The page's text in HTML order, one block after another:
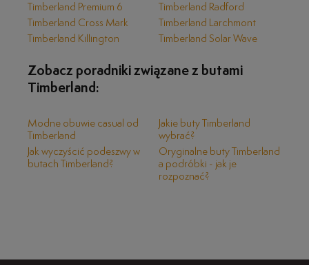
lubisz się nosić bardziej sportowo, czy też preferujesz
swobodną miejską elegancję, obuwie sprosta Twoim
oczekiwaniom.
odpadów, przynosząc ulgę środowisku. W butach
Timberland Belanger zastosowaliśmy nie tylko ekologicznie
przetwarzaną skórę, ale również naturalny kauczuk.
uszkodzenia, a przy tym trwałe. Nie musisz więc rezygnować
ze swojego komfortu, by zatroszczyć się o środowisko.
Sięgając po Timebrland Belanger wybierzesz
jakość, na którą warto stawiać!
Timberland Premium 6
Timberland Cross Mark
Timberland Killington
Timberland Radford
Timberland Larchmont
Timberland Solar Wave
Zobacz poradniki związane z butami
Timberland:
Modne obuwie casual od
Timberland
Jak wyczyścić podeszwy w
butach Timberland?
Jakie buty Timberland
wybrać?
Oryginalne buty Timberland
a podróbki - jak je
rozpoznać?